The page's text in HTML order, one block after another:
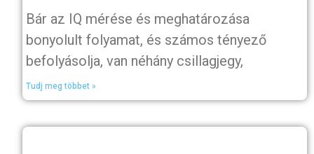
Bár az IQ mérése és meghatározása
bonyolult folyamat, és számos tényező
befolyásolja, van néhány csillagjegy,
Tudj meg többet »